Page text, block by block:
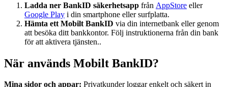
Ladda ner BankID säkerhetsapp från AppStore eller
Google Play i din smartphone eller surfplatta.
Hämta ett Mobilt BankID via din internetbank eller genom
att besöka ditt bankkontor. Följ instruktionerna från din bank
för att aktivera tjänsten..
När används Mobilt BankID?
Mina sidor och appar: Privatkunder loggar enkelt och säkert in